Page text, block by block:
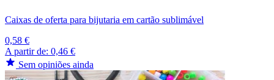
Caixas de oferta para bijutaria em cartão sublimável
0,58 €
A partir de: 0,46 €
Sem opiniões ainda